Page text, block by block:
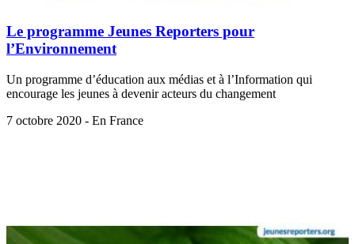
Le programme Jeunes Reporters pour
l’Environnement
Un programme d’éducation aux médias et à l’Information qui
encourage les jeunes à devenir acteurs du changement
7 octobre 2020 - En France